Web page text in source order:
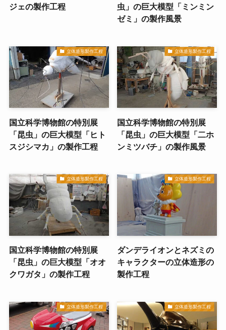
ジェの製作工程
虫」の巨大模型「ミンミン
ゼミ」の製作風景
立体造形製作工程
国立科学博物館の特別展
「昆虫」の巨大模型「ヒト
スジシマカ」の製作工程
立体造形製作工程
国立科学博物館の特別展
「昆虫」の巨大模型「二ホ
ンミツバチ」の製作風景
立体造形製作工程
国立科学博物館の特別展
「昆虫」の巨大模型「オオ
クワガタ」の製作工程
立体造形製作工程
ダンデライオンとネズミの
キャラクターの立体造形の
製作工程
立体造形製作工程 立体造形製作工程